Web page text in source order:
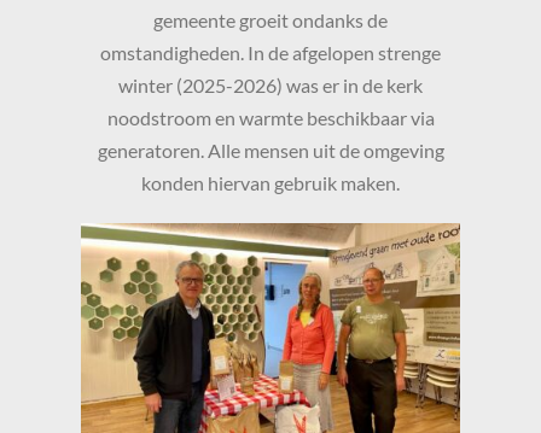
gemeente groeit ondanks de
omstandigheden. In de afgelopen strenge
winter (2025-2026) was er in de kerk
noodstroom en warmte beschikbaar via
generatoren. Alle mensen uit de omgeving
konden hiervan gebruik maken.